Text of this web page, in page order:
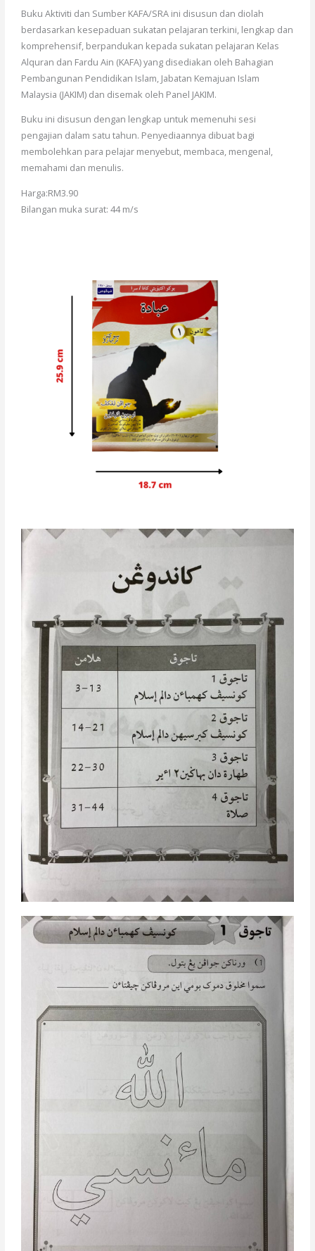
Buku Aktiviti dan Sumber KAFA/SRA ini disusun dan diolah
berdasarkan kesepaduan sukatan pelajaran terkini, lengkap dan
komprehensif, berpandukan kepada sukatan pelajaran Kelas
Alquran dan Fardu Ain (KAFA) yang disediakan oleh Bahagian
Pembangunan Pendidikan Islam, Jabatan Kemajuan Islam
Malaysia (JAKIM) dan disemak oleh Panel JAKIM.
Buku ini disusun dengan lengkap untuk memenuhi sesi
pengajian dalam satu tahun. Penyediaannya dibuat bagi
membolehkan para pelajar menyebut, membaca, mengenal,
memahami dan menulis.
Harga:RM3.90
Bilangan muka surat: 44 m/s